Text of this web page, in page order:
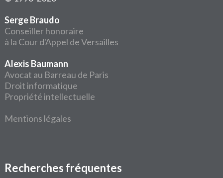
Serge Braudo
Conseiller honoraire
à la Cour d'Appel de Versailles
Alexis Baumann
Avocat au Barreau de Paris
Droit informatique
Propriété intellectuelle
Mentions légales
Recherches fréquentes